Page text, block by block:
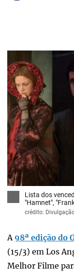
Lista dos
"Hamnet",
crédito:
A 98ª edição do
(15/3) em Los
Melhor Filme